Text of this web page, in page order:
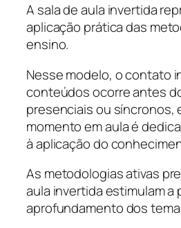
A sala de aula invertida
aplicação prática das
ensino.
Nesse modelo, o contato
conteúdos ocorre antes
presenciais ou síncronos,
momento em aula é
à aplicação do
As metodologias ativas
aula invertida estimulam a
aprofundamento dos